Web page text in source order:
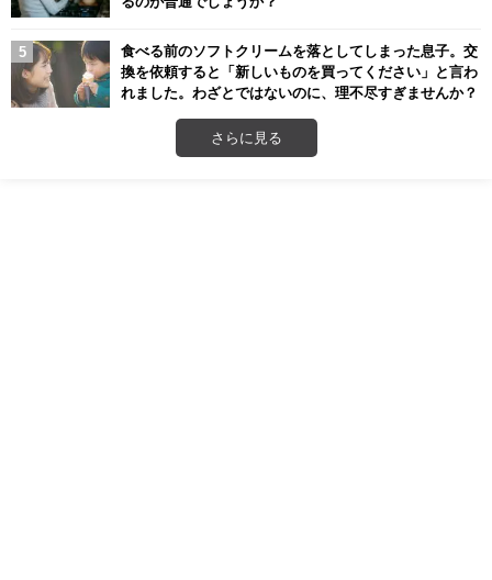
食べる前のソフトクリームを落としてしまった息子。交
換を依頼すると「新しいものを買ってください」と言わ
れました。わざとではないのに、理不尽すぎませんか？
さらに見る